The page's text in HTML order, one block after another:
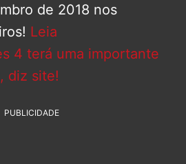
de 2018 nos
Leia
4 terá uma importante
diz site!
PUBLICIDADE